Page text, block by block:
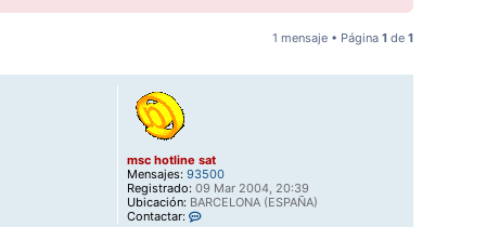
1 mensaje • Página 1 de 1
msc hotline sat
Mensajes: 93500
Registrado: 09 Mar 2004, 20:39
Ubicación: BARCELONA (ESPAÑA)
Contactar: